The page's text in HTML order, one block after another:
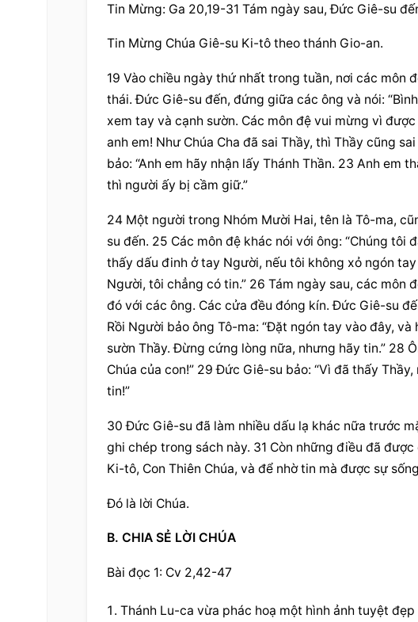
Tin Mừng: Ga 20,19-31 Tám ngày sau, Đức Giê-su
Tin Mừng Chúa Giê-su Ki-tô theo thánh Gio-an.
19 Vào chiều ngày thứ nhất trong tuần, nơi các môn
thái. Đức Giê-su đến, đứng giữa các ông và nói:
xem tay và cạnh sườn. Các môn đệ vui mừng vì
anh em! Như Chúa Cha đã sai Thầy, thì Thầy cũng
bảo: “Anh em hãy nhận lấy Thánh Thần. 23 Anh em
thì người ấy bị cầm giữ.”
24 Một người trong Nhóm Mười Hai, tên là Tô-ma,
su đến. 25 Các môn đệ khác nói với ông: “Chúng tôi
thấy dấu đinh ở tay Người, nếu tôi không xỏ ngón
Người, tôi chẳng có tin.” 26 Tám ngày sau, các
đó với các ông. Các cửa đều đóng kín. Đức Giê-su
Rồi Người bảo ông Tô-ma: “Đặt ngón tay vào đây,
sườn Thầy. Đừng cứng lòng nữa, nhưng hãy tin.” 28
Chúa của con!” 29 Đức Giê-su bảo: “Vì đã thấy
tin!”
30 Đức Giê-su đã làm nhiều dấu lạ khác nữa trước
ghi chép trong sách này. 31 Còn những điều đã
Ki-tô, Con Thiên Chúa, và để nhờ tin mà được sự
Đó là lời Chúa.
B. CHIA SẺ LỜI CHÚA
Bài đọc 1: Cv 2,42-47
Thánh Lu-ca vừa phác hoạ một hình ảnh tuyệt